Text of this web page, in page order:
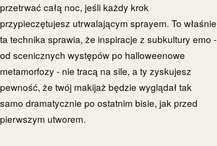
przetrwać całą noc, jeśli każdy krok
przypieczętujesz utrwalającym sprayem. To właśnie
ta technika sprawia, że inspiracje z subkultury emo -
od scenicznych występów po halloweenowe
metamorfozy - nie tracą na sile, a ty zyskujesz
pewność, że twój makijaż będzie wyglądał tak
samo dramatycznie po ostatnim bisie, jak przed
pierwszym utworem.